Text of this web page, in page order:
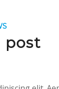
post